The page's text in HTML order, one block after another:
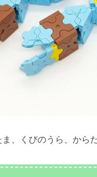
ま、くびのうら、か